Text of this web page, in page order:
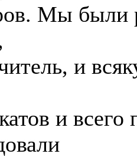
Мы были
и
и всего